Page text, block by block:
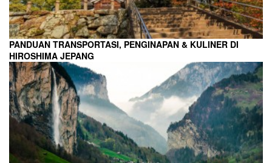
PANDUAN TRANSPORTASI, PENGINAPAN & KULINER DI
HIROSHIMA JEPANG